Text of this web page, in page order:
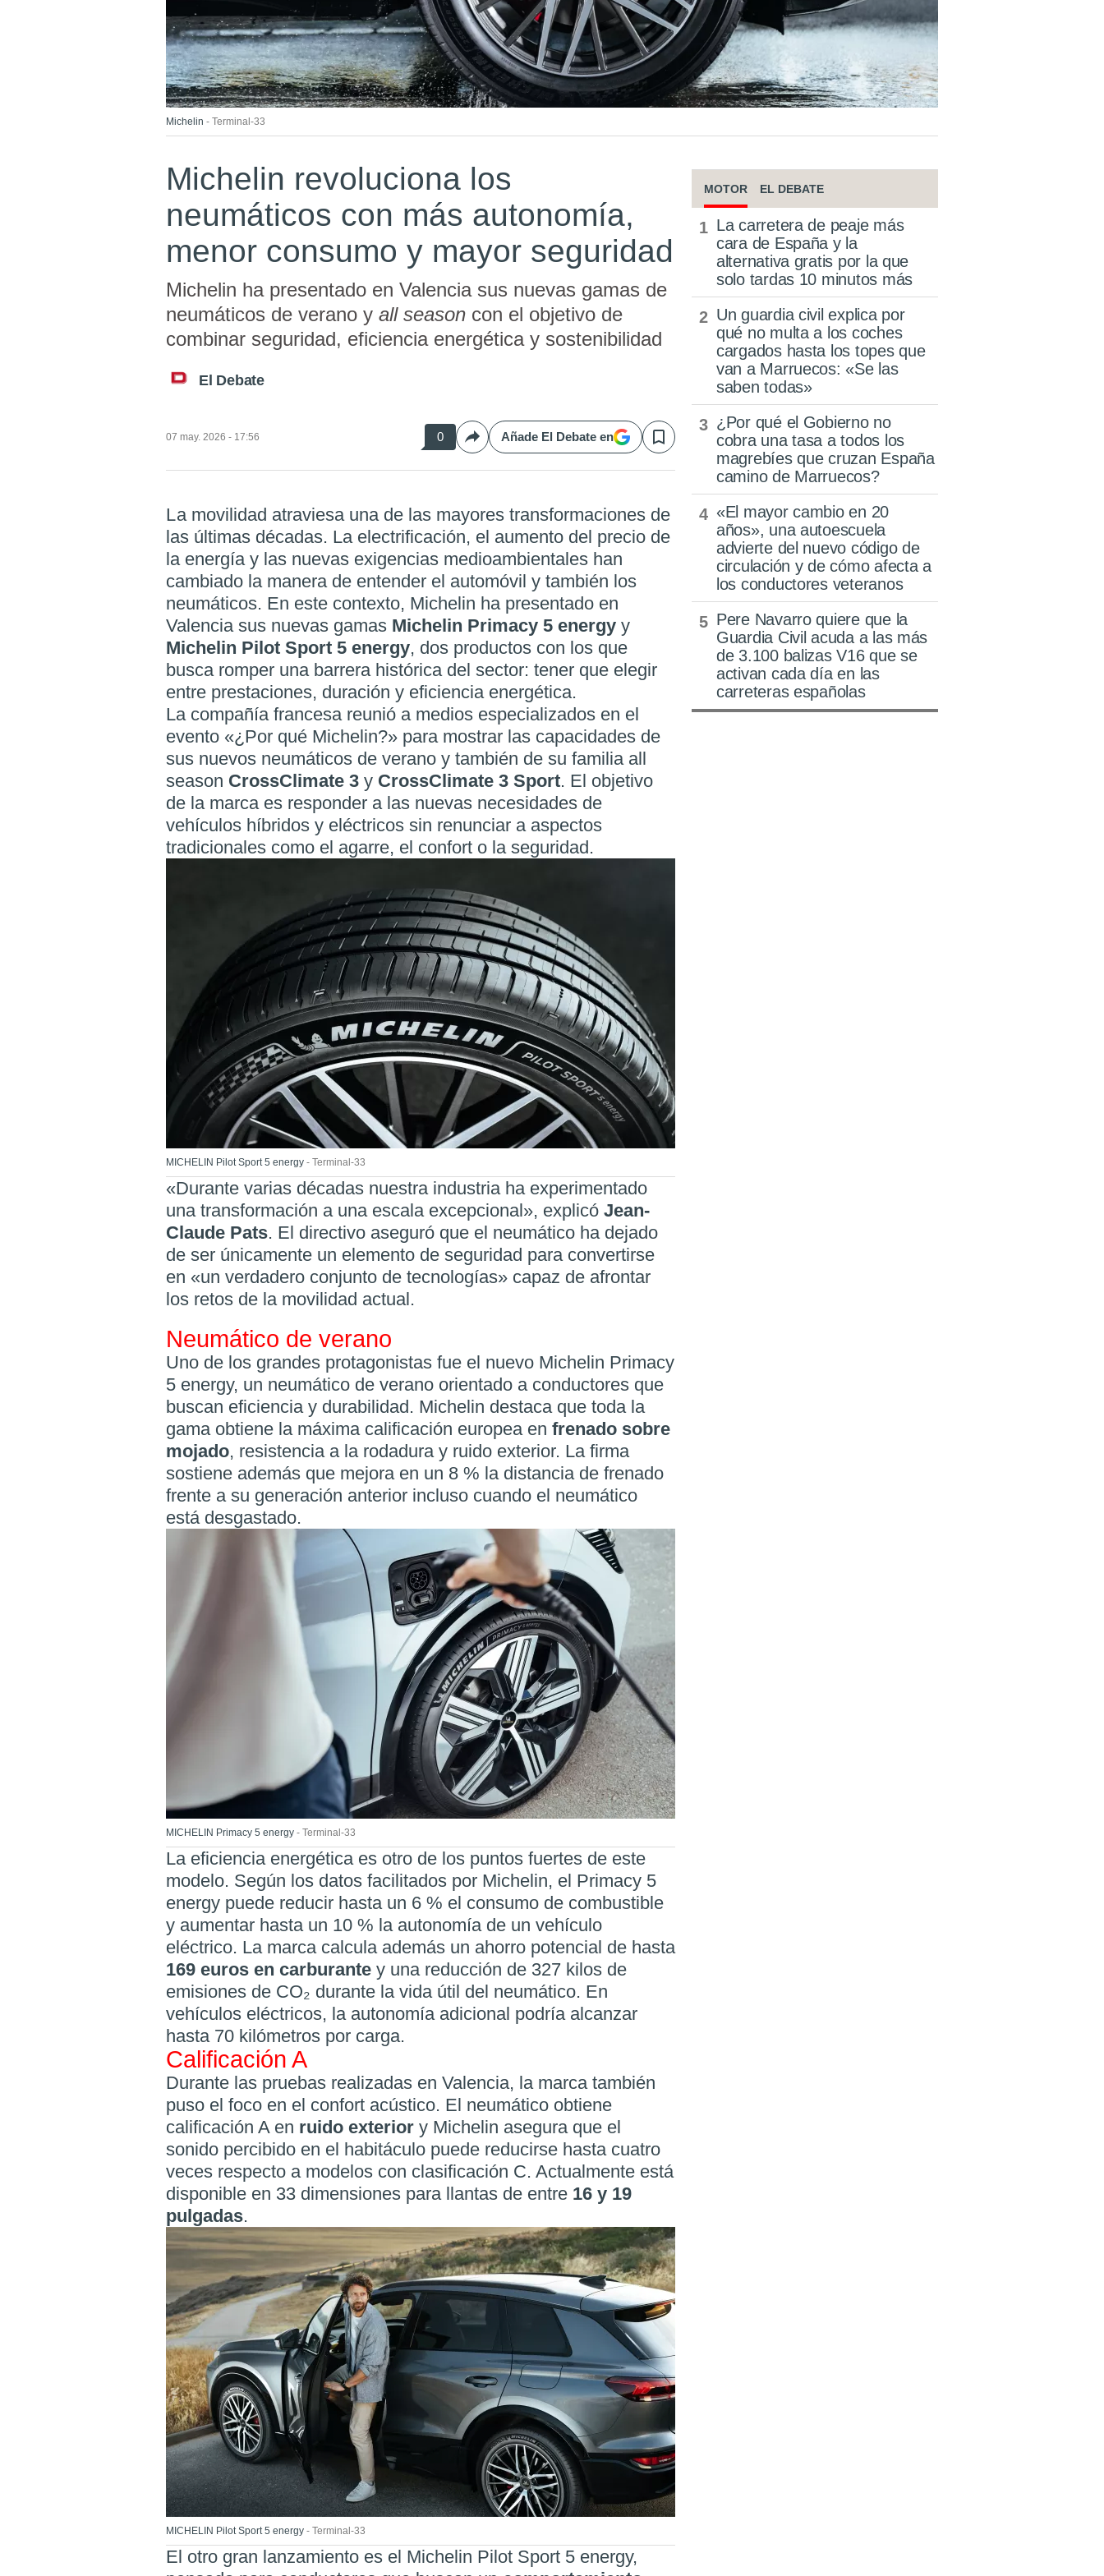
Michelin Terminal-33
Michelin revoluciona los
neumáticos con más autonomía,
menor consumo y mayor seguridad
Michelin ha presentado en Valencia sus nuevas gamas de
neumáticos de verano y all season con el objetivo de
combinar seguridad, eficiencia energética y sostenibilidad
El Debate
07 may. 2026 - 17:56 0 CompartirAñade El Debate en Save
La movilidad atraviesa una de las mayores transformaciones de
las últimas décadas. La electrificación, el aumento del precio de
la energía y las nuevas exigencias medioambientales han
cambiado la manera de entender el automóvil y también los
neumáticos. En este contexto, Michelin ha presentado en
Valencia sus nuevas gamas Michelin Primacy 5 energy y
Michelin Pilot Sport 5 energy, dos productos con los que
busca romper una barrera histórica del sector: tener que elegir
entre prestaciones, duración y eficiencia energética.
La compañía francesa reunió a medios especializados en el
evento «¿Por qué Michelin?» para mostrar las capacidades de
sus nuevos neumáticos de verano y también de su familia all
season CrossClimate 3 y CrossClimate 3 Sport. El objetivo
de la marca es responder a las nuevas necesidades de
vehículos híbridos y eléctricos sin renunciar a aspectos
tradicionales como el agarre, el confort o la seguridad.
MICHELIN Pilot Sport 5 energy Terminal-33
«Durante varias décadas nuestra industria ha experimentado
una transformación a una escala excepcional», explicó Jean-
Claude Pats. El directivo aseguró que el neumático ha dejado
de ser únicamente un elemento de seguridad para convertirse
en «un verdadero conjunto de tecnologías» capaz de afrontar
los retos de la movilidad actual.
Neumático de verano
Uno de los grandes protagonistas fue el nuevo Michelin Primacy
5 energy, un neumático de verano orientado a conductores que
buscan eficiencia y durabilidad. Michelin destaca que toda la
gama obtiene la máxima calificación europea en frenado sobre
mojado, resistencia a la rodadura y ruido exterior. La firma
sostiene además que mejora en un 8 % la distancia de frenado
frente a su generación anterior incluso cuando el neumático
está desgastado.
MICHELIN Primacy 5 energy Terminal-33
La eficiencia energética es otro de los puntos fuertes de este
modelo. Según los datos facilitados por Michelin, el Primacy 5
energy puede reducir hasta un 6 % el consumo de combustible
y aumentar hasta un 10 % la autonomía de un vehículo
eléctrico. La marca calcula además un ahorro potencial de hasta
169 euros en carburante y una reducción de 327 kilos de
emisiones de CO₂ durante la vida útil del neumático. En
vehículos eléctricos, la autonomía adicional podría alcanzar
hasta 70 kilómetros por carga.
Calificación A
Durante las pruebas realizadas en Valencia, la marca también
puso el foco en el confort acústico. El neumático obtiene
calificación A en ruido exterior y Michelin asegura que el
sonido percibido en el habitáculo puede reducirse hasta cuatro
veces respecto a modelos con clasificación C. Actualmente está
disponible en 33 dimensiones para llantas de entre 16 y 19
pulgadas.
MICHELIN Pilot Sport 5 energy Terminal-33
El otro gran lanzamiento es el Michelin Pilot Sport 5 energy,
MOTOR EL DEBATE
La carretera de peaje más
cara de España y la
alternativa gratis por la que
solo tardas 10 minutos más
Un guardia civil explica por
qué no multa a los coches
cargados hasta los topes que
van a Marruecos: «Se las
saben todas»
¿Por qué el Gobierno no
cobra una tasa a todos los
magrebíes que cruzan España
camino de Marruecos?
«El mayor cambio en 20
años», una autoescuela
advierte del nuevo código de
circulación y de cómo afecta a
los conductores veteranos
Pere Navarro quiere que la
Guardia Civil acuda a las más
de 3.100 balizas V16 que se
activan cada día en las
carreteras españolas